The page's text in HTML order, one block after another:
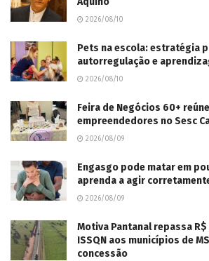
2026/08/10
Pets na escola: estratégia
autorregulação e
2026/08/10
Feira de Negócios 60+
empreendedores no Sesc
2026/08/09
Engasgo pode matar em
aprenda a agir
2026/08/09
Motiva Pantanal repassa
ISSQN aos municípios de
concessão